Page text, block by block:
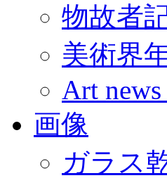
物故者
美術界
Art
画像
ガラス